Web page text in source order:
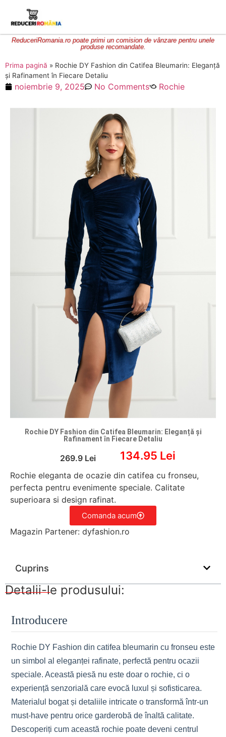
ReduceriRomania.ro poate primi un comision de vânzare pentru unele
produse recomandate.
Prima pagină » Rochie DY Fashion din Catifea Bleumarin: Eleganță
și Rafinament în Fiecare Detaliu
noiembrie 9, 2025 No Comments Rochie
Rochie DY Fashion din Catifea Bleumarin: Eleganță și
Rafinament în Fiecare Detaliu
269.9 Lei 134.95 Lei
Rochie eleganta de ocazie din catifea cu fronseu,
perfecta pentru evenimente speciale. Calitate
superioara si design rafinat.
Comanda acum
Magazin Partener: dyfashion.ro
Cuprins
Detalii-le produsului:
Introducere
Rochie DY Fashion din catifea bleumarin cu fronseu este
un simbol al eleganței rafinate, perfectă pentru ocazii
speciale. Această piesă nu este doar o rochie, ci o
experiență senzorială care evocă luxul și sofisticarea.
Materialul bogat și detaliile intricate o transformă într-un
must-have pentru orice garderobă de înaltă calitate.
Descoperiți cum această rochie poate deveni centrul